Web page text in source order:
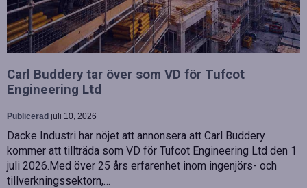
Carl Buddery tar över som VD för Tufcot
Engineering Ltd
Publicerad juli 10, 2026
Dacke Industri har nöjet att annonsera att Carl Buddery
kommer att tillträda som VD för Tufcot Engineering Ltd den 1
juli 2026.Med över 25 års erfarenhet inom ingenjörs- och
tillverkningssektorn,…